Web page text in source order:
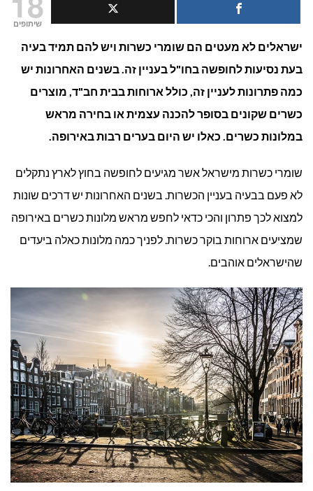
שיתופים
ישראלים לא מעטים הם שומרי כשרות ויש להם תמיד בעיה
בעת נסיעות לחופשה בחו"ל בעניין זה. בשנים האחרונות יש
כמה פתרונות לעניין זה, כולל ארוחות בבית חב"ד, מוצרים
כשרים שקונים בסופר להכנה עצמית או בחירה מראש
במלונות כשרים. כאלו יש היום בערים רבות באירופה.
שומרי כשרות מישראל אשר מגיעים לחופשה בחוץ לארץ נתקלים
לא פעם בבעיה בעניין הכשרות. בשנים האחרונות יש דרכים שונות
למצוא לכך פתרון והכי כדאי לחפש מראש מלונות כשרים באירופה
שמציעים ארוחות בוקר כשרות. לפניך כמה מלונות כאלה ביעדים
שהישראלים אוהבים.